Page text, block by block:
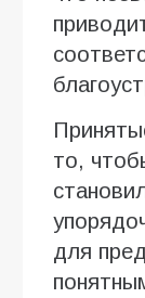
то,
для